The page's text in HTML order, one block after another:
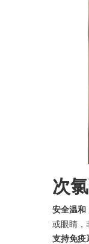
次
安全温和
或眼睛，
支持免疫